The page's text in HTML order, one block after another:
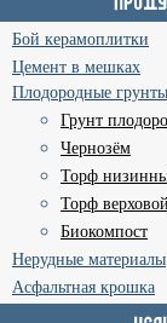
Бой керамоплитки
Цемент в мешках
Плодородные грунты
Грунт
Чернозём
Торф
Торф верховой
Биокомпост
Нерудные материалы
Асфальтная крошка